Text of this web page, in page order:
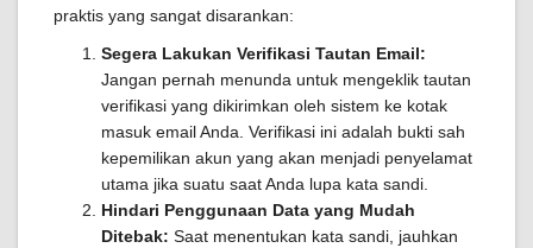
praktis yang sangat disarankan:
Segera Lakukan Verifikasi Tautan Email:
Jangan pernah menunda untuk mengeklik tautan
verifikasi yang dikirimkan oleh sistem ke kotak
masuk email Anda. Verifikasi ini adalah bukti sah
kepemilikan akun yang akan menjadi penyelamat
utama jika suatu saat Anda lupa kata sandi.
Hindari Penggunaan Data yang Mudah
Ditebak: Saat menentukan kata sandi, jauhkan